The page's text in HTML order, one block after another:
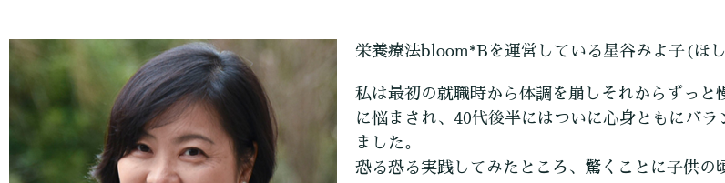
栄養療法bloom*Bを運営している星谷みよ子(ほ
私は最初の就職時から体調を崩しそれからずっ
に悩まされ、40代後半にはついに心身ともにバ
ました。
恐る恐る実践してみたところ、驚くことに子供の